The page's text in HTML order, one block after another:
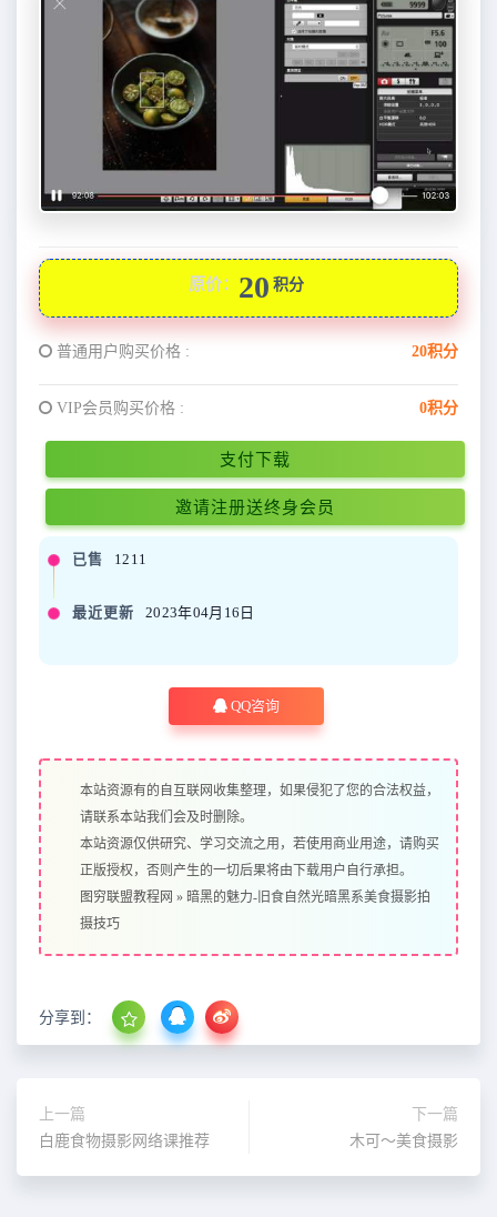
原价： 20 积分
普通用户购买价格 : 20积分
VIP会员购买价格 : 0积分
支付下载
邀请注册送终身会员
已售 1211
最近更新 2023年04月16日
QQ咨询
本站资源有的自互联网收集整理，如果侵犯了您的合法权益，
请联系本站我们会及时删除。
本站资源仅供研究、学习交流之用，若使用商业用途，请购买
正版授权，否则产生的一切后果将由下载用户自行承担。
图穷联盟教程网 » 暗黑的魅力-旧食自然光暗黑系美食摄影拍
摄技巧
分享到：
上一篇
白鹿食物摄影网络课推荐
下一篇
木可～美食摄影